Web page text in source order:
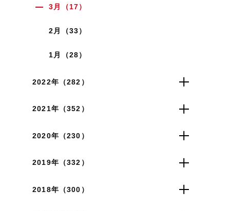
3月（17）
2月（33）
1月（28）
2022年（282）
2021年（352）
2020年（230）
2019年（332）
2018年（300）